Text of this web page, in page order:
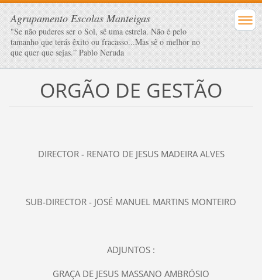
Agrupamento Escolas Manteigas
"Se não puderes ser o Sol, sê uma estrela. Não é pelo
tamanho que terás êxito ou fracasso...Mas sê o melhor no
que quer que sejas.” Pablo Neruda
ORGÃO DE GESTÃO
DIRECTOR - RENATO DE JESUS MADEIRA ALVES
SUB-DIRECTOR - JOSÉ MANUEL MARTINS MONTEIRO
ADJUNTOS :
GRAÇA DE JESUS MASSANO AMBRÓSIO